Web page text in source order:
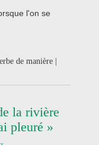
l'on se
de manière |
la rivière
pleuré »